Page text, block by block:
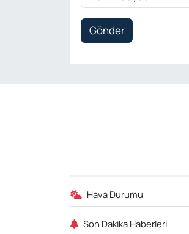
Gönder
Hava Durumu
Son Dakika Haberleri